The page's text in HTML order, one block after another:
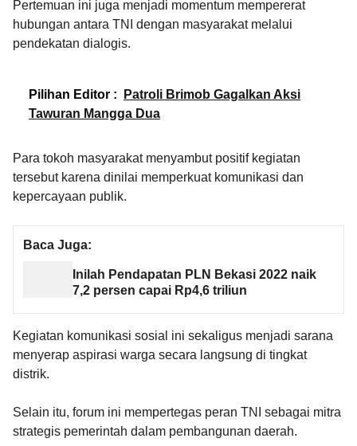
Pertemuan ini juga menjadi momentum mempererat
hubungan antara TNI dengan masyarakat melalui
pendekatan dialogis.
Pilihan Editor :
Patroli Brimob Gagalkan Aksi
Tawuran Mangga Dua
Para tokoh masyarakat menyambut positif kegiatan
tersebut karena dinilai memperkuat komunikasi dan
kepercayaan publik.
Baca Juga:
Inilah Pendapatan PLN Bekasi 2022 naik
7,2 persen capai Rp4,6 triliun
Kegiatan komunikasi sosial ini sekaligus menjadi sarana
menyerap aspirasi warga secara langsung di tingkat
distrik.
Selain itu, forum ini mempertegas peran TNI sebagai mitra
strategis pemerintah dalam pembangunan daerah.